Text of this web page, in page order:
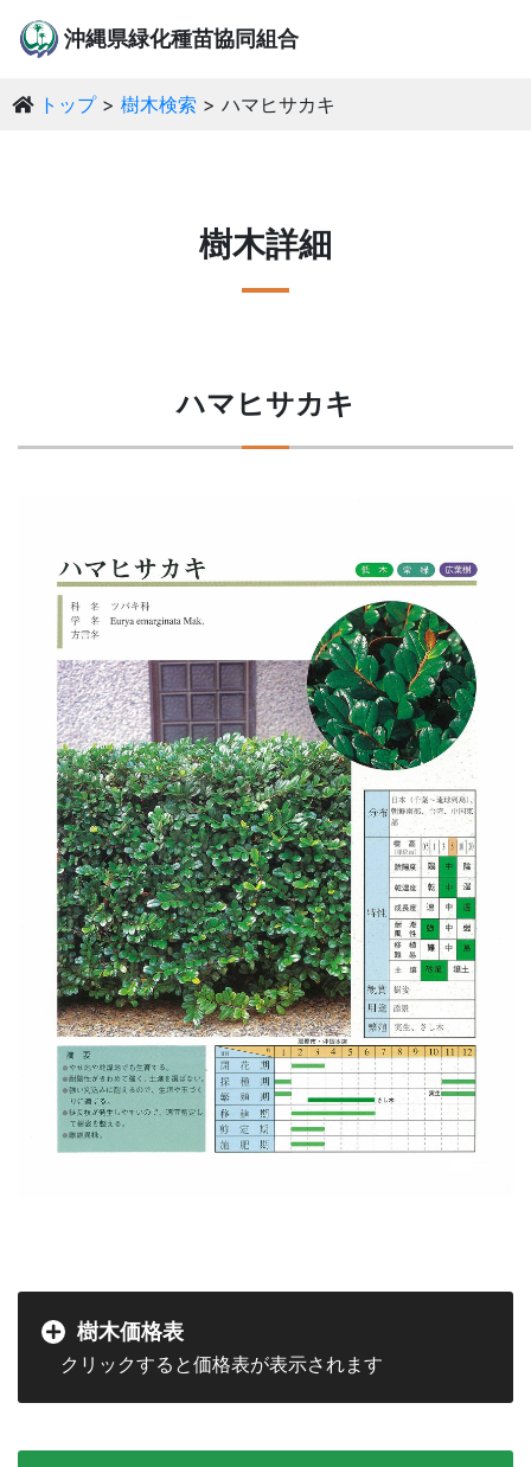
沖縄県緑化種苗協同組合
トップ 樹木検索 ハマヒサカキ
樹木詳細
ハマヒサカキ
樹木価格表